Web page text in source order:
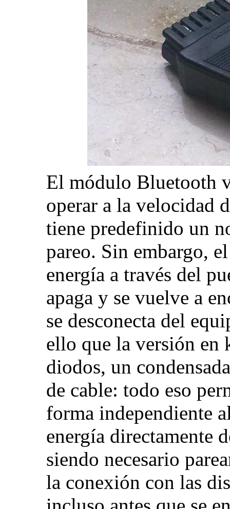
El módulo Bluetooth
operar a la velocidad
tiene predefinido un
pareo. Sin embargo,
energía a través del
apaga y se vuelve a
se desconecta del
ello que la versión en
diodos, un
de cable: todo eso
forma independiente
energía directamente
siendo necesario
la conexión con las